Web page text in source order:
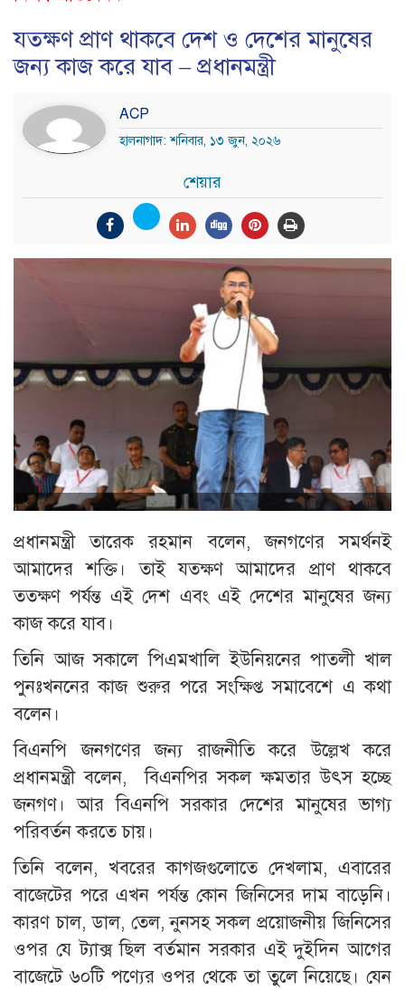
যতক্ষণ প্রাণ থাকবে দেশ ও দেশের মানুষের
জন্য কাজ করে যাব – প্রধানমন্ত্রী
ACP
হালনাগাদ: শনিবার, ১৩ জুন, ২০২৬
শেয়ার
প্রধানমন্ত্রী তারেক রহমান বলেন, জনগণের সমর্থনই
আমাদের শক্তি। তাই যতক্ষণ আমাদের প্রাণ থাকবে
ততক্ষণ পর্যন্ত এই দেশ এবং এই দেশের মানুষের জন্য
কাজ করে যাব।
তিনি আজ সকালে পিএমখালি ইউনিয়নের পাতলী খাল
পুনঃখননের কাজ শুরুর পরে সংক্ষিপ্ত সমাবেশে এ কথা
বলেন।
বিএনপি জনগণের জন্য রাজনীতি করে উল্লেখ করে
প্রধানমন্ত্রী বলেন, বিএনপির সকল ক্ষমতার উৎস হচ্ছে
জনগণ। আর বিএনপি সরকার দেশের মানুষের ভাগ্য
পরিবর্তন করতে চায়।
তিনি বলেন, খবরের কাগজগুলোতে দেখলাম, এবারের
বাজেটের পরে এখন পর্যন্ত কোন জিনিসের দাম বাড়েনি।
কারণ চাল, ডাল, তেল, নুনসহ সকল প্রয়োজনীয় জিনিসের
ওপর যে ট্যাক্স ছিল বর্তমান সরকার এই দুইদিন আগের
বাজেটে ৬০টি পণ্যের ওপর থেকে তা তুলে নিয়েছে। যেন